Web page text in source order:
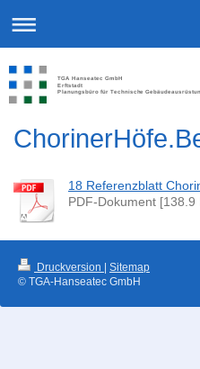
TGA Hanseatec GmbH
Erftstadt
Planungsbüro für Technische
18 Referenzblatt
PDF-Dokument [138.9
Druckversion | Sitemap
© TGA-Hanseatec GmbH